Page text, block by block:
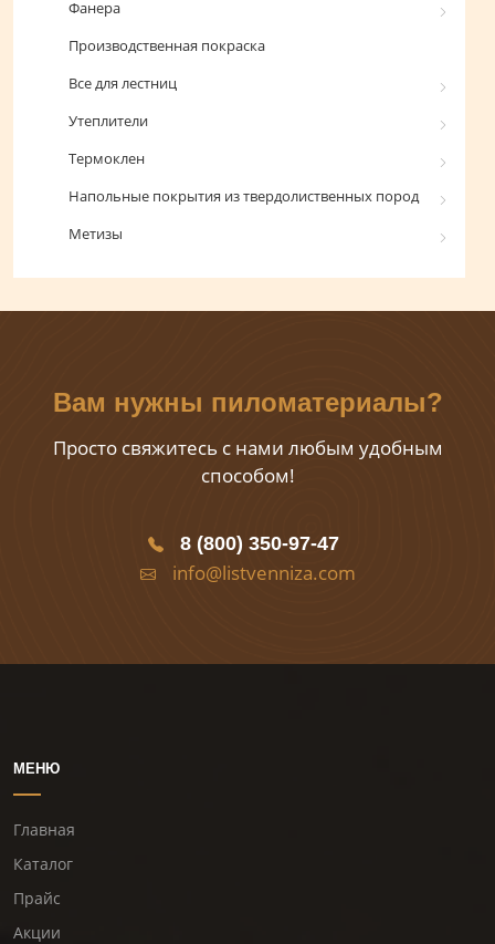
Фанера
Производственная покраска
Все для лестниц
Утеплители
Термоклен
Напольные покрытия из твердолиственных пород
Метизы
Вам нужны пиломатериалы?
Просто свяжитесь с нами любым удобным
способом!
8 (800) 350-97-47
info@listvenniza.com
МЕНЮ
Главная
Каталог
Прайс
Акции